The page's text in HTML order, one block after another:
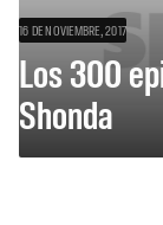
16 DE NOVIEMBRE, 2017
Los 300
Shonda